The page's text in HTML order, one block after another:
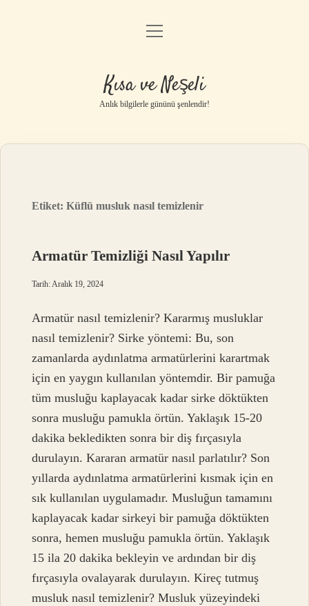
Anasayfa
Yasal Uyarı
menüyü
Kısa ve Neşeli
Anlık bilgilerle gününü şenlendir!
Etiket:Küflü musluk nasıl temizlenir
Armatür Temizliği Nasıl Yapılır
Tarih: Aralık 19, 2024
Armatür nasıl temizlenir? Kararmış musluklar
nasıl temizlenir? Sirke yöntemi: Bu, son
zamanlarda aydınlatma armatürlerini karartmak
için en yaygın kullanılan yöntemdir. Bir pamuğa
tüm musluğu kaplayacak kadar sirke döktükten
sonra musluğu pamukla örtün. Yaklaşık 15-20
dakika bekledikten sonra bir diş fırçasıyla
durulayın. Kararan armatür nasıl parlatılır? Son
yıllarda aydınlatma armatürlerini kısmak için en
sık kullanılan uygulamadır. Musluğun tamamını
kaplayacak kadar sirkeyi bir pamuğa döktükten
sonra, hemen musluğu pamukla örtün. Yaklaşık
15 ila 20 dakika bekleyin ve ardından bir diş
fırçasıyla ovalayarak durulayın. Kireç tutmuş
musluk nasıl temizlenir? Musluk yüzeyindeki